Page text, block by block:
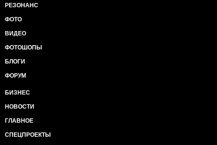
РЕЗОНАНС
ФОТО
ВИДЕО
ФОТОШОПЫ
БЛОГИ
ФОРУМ
БИЗНЕС
НОВОСТИ
ГЛАВНОЕ
СПЕЦПРОЕКТЫ